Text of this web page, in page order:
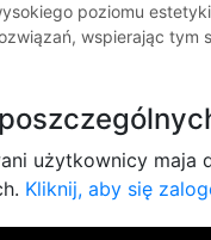
poziomu estetyki
wspierając tym
użytkownicy maja
Kliknij, aby się